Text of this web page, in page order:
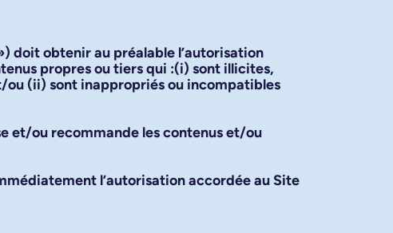
doit obtenir au préalable l’autorisation
propres ou tiers qui :(i) sont illicites,
(ii) sont inappropriés ou incompatibles
et/ou recommande les contenus et/ou
l’autorisation accordée au Site